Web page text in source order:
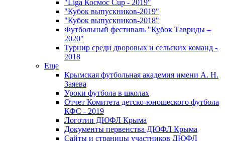
"Liga Космос Cup - 2019"
"Кубок выпускников-2019"
"Кубок выпускников-2018"
Футбольный фестиваль "Кубок Тавриды –
2020"
Турнир среди дворовых и сельских команд -
2018
Еще
Крымская футбольная академия имени А. Н.
Заяева
Уроки футбола в школах
Отчет Комитета детско-юношеского футбола
КФС - 2019
Логотип ДЮФЛ Крыма
Документы первенства ДЮФЛ Крыма
Сайты и страницы участников ДЮФЛ